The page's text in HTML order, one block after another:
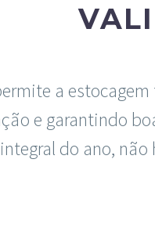
a
e garantindo
integral do ano,